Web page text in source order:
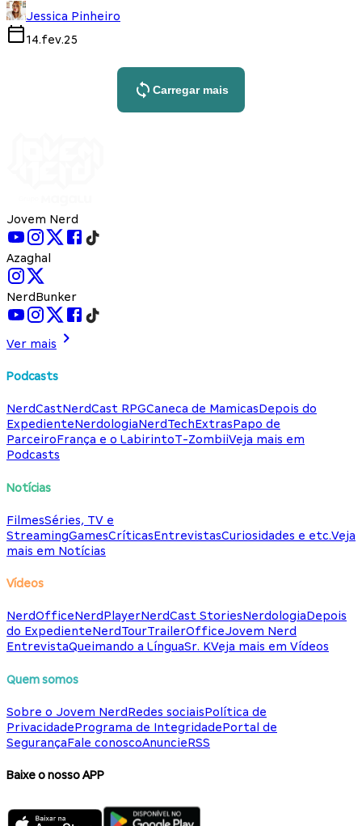
Jessica Pinheiro
14.fev.25
Carregar mais
Jovem Nerd
Azaghal
NerdBunker
Ver mais
Podcasts
NerdCastNerdCast RPGCaneca de MamicasDepois do
ExpedienteNerdologiaNerdTechExtrasPapo de
ParceiroFrança e o LabirintoT-ZombiiVeja mais em
Podcasts
Notícias
FilmesSéries, TV e
StreamingGamesCríticasEntrevistasCuriosidades e etc.Veja
mais em Notícias
Vídeos
NerdOfficeNerdPlayerNerdCast StoriesNerdologiaDepois
do ExpedienteNerdTourTrailerOfficeJovem Nerd
EntrevistaQueimando a LínguaSr. KVeja mais em Vídeos
Quem somos
Sobre o Jovem NerdRedes sociaisPolítica de
PrivacidadePrograma de IntegridadePortal de
SegurançaFale conoscoAnuncieRSS
Baixe o nosso APP